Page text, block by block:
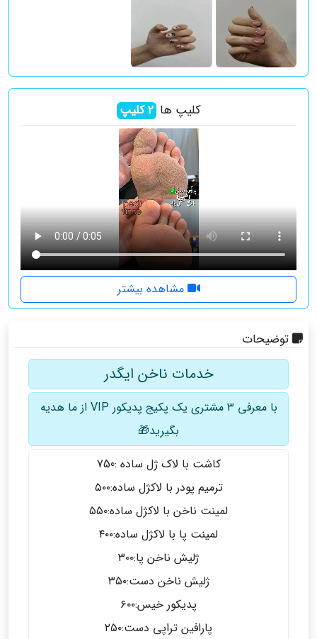
کلیپ ها2کلیپ
مشاهده بیشتر
توضیحات
خدمات ناخن ایگدر
با معرفی ۳ مشتری یک پکیج پدیکور VIP از ما هدیه
بگیرید🎁
کاشت با لاک ژل ساده :750
ترمیم پودر با لاکژل ساده:۵۰۰
لمینت ناخن با لاکژل ساده:۵۵۰
لمینت پا با لاکژل ساده:۴۰۰
ژلیش ناخن پا:۳۰۰
ژلیش ناخن دست:۳۵۰
پدیکور خیس:۶۰۰
پارافین تراپی دست:۲۵۰